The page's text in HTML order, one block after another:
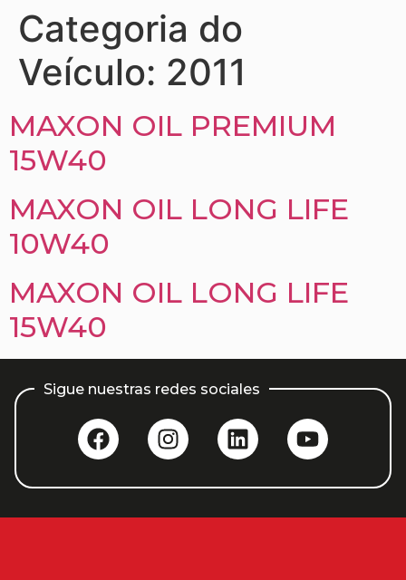
Categoria do
Veículo: 2011
MAXON OIL PREMIUM
15W40
MAXON OIL LONG LIFE
10W40
MAXON OIL LONG LIFE
15W40
Sigue nuestras redes sociales